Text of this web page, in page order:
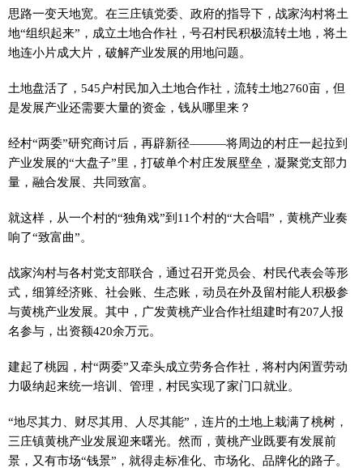
思路一变天地宽。在三庄镇党委、政府的指导下，战家沟村将土
地“组织起来”，成立土地合作社，号召村民积极流转土地，将土
地连小片成大片，破解产业发展的用地问题。
土地盘活了，545户村民加入土地合作社，流转土地2760亩，但
是发展产业还需要大量的资金，钱从哪里来？
经村“两委”研究商讨后，再辟新径———将周边的村庄一起拉到
产业发展的“大盘子”里，打破单个村庄发展壁垒，凝聚党支部力
量，融合发展、共同致富。
就这样，从一个村的“独角戏”到11个村的“大合唱”，黄桃产业奏
响了“致富曲”。
战家沟村与各村党支部联合，通过召开党员会、村民代表会等形
式，细算经济账、社会账、生态账，动员在外及留村能人积极参
与黄桃产业发展。其中，广发黄桃产业合作社组建时有207人报
名参与，出资额420余万元。
建起了桃园，村“两委”又牵头成立劳务合作社，将村内闲置劳动
力吸纳起来统一培训、管理，村民实现了家门口就业。
“地尽其力、财尽其用、人尽其能”，连片的土地上栽满了桃树，
三庄镇黄桃产业发展迎来曙光。然而，黄桃产业既要有发展前
景，又有市场“钱景”，就得走标准化、市场化、品牌化的路子。